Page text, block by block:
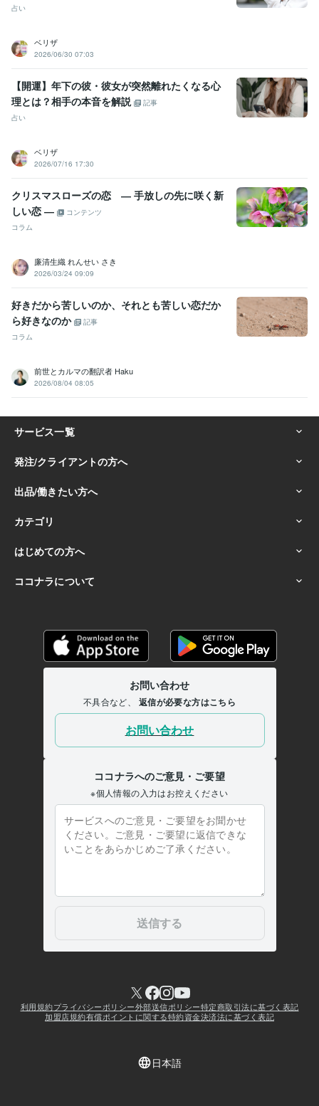
占い
ベリザ
2026/06/30 07:03
【開運】年下の彼・彼女が突然離れたくなる心
理とは？相手の本音を解説
記事
占い
ベリザ
2026/07/16 17:30
クリスマスローズの恋 ― 手放しの先に咲く新
しい恋 ―
コンテンツ
コラム
廉清生織 れんせい さき
2026/03/24 09:09
好きだから苦しいのか、それとも苦しい恋だか
ら好きなのか
記事
コラム
前世とカルマの翻訳者 Haku
2026/08/04 08:05